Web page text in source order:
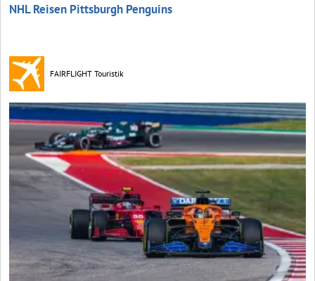
NHL Reisen Pittsburgh Penguins
FAIRFLIGHT Touristik